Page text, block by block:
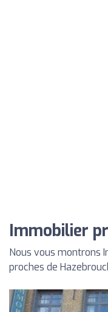
Immobilier
Nous vous montrons
proches de